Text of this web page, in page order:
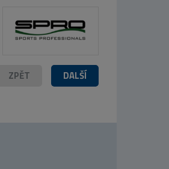
DALŠÍ
ZPĚT